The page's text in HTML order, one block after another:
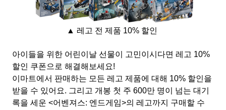
▲ 레고 전 제품 10% 할인
아이들을 위한 어린이날 선물이 고민이시다면 레고 10%
할인 쿠폰으로 해결해보세요!
이마트에서 판매하는 모든 레고 제품에 대해 10% 할인을
받을 수 있어요. 그리고 개봉 첫 주 600만 명이 넘는 대기
록을 세운 <어벤져스: 엔드게임>의 레고까지 구매할 수